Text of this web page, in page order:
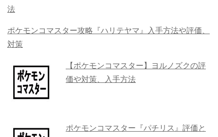
法
ポケモンコマスター攻略『ハリテヤマ』入手方法や評価、
対策
【ポケモンコマスター】ヨルノズクの評
価や対策、入手方法
ポケモンコマスター『パチリス』評価と